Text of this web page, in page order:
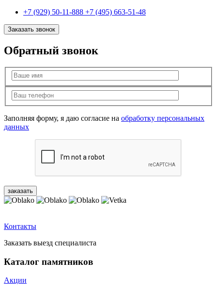
+7 (929) 50-11-888 +7 (495) 663-51-48
Заказать звонок
Обратный звонок
Заполняя форму, я даю согласие на обработку персональных
данных
Контакты
Заказать выезд специалиста
Каталог памятников
Акции